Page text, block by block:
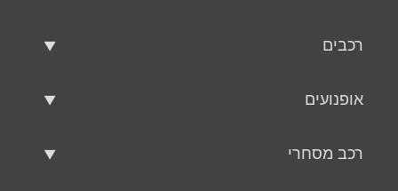
רכבים
אופנועים
רכב מסחרי